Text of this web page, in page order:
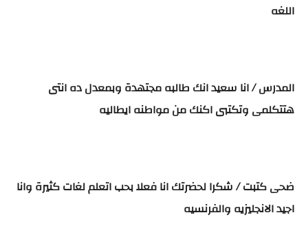
اللغه
المدرس / انا سعيد انك طالبه مجتهدة وبمعدل ده انتى
هتتكلمى وتكتبى اكنك من مواطنه ايطاليه
ضحى كتبت / شكرا لحضرتك انا فعلا بحب اتعلم لغات كثيرة وانا
اجيد الانجليزيه والفرنسيه